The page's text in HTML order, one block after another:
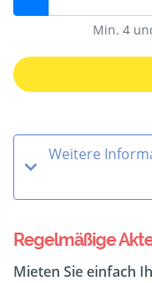
Min. 4
Weitere
Regelmäßige
Mieten Sie einfach